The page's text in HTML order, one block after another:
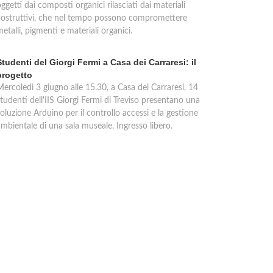
dai composti organici rilasciati dai materiali
che nel tempo possono compromettere
pigmenti e materiali organici.
del Giorgi Fermi a Casa dei Carraresi: il
3 giugno alle 15.30, a Casa dei Carraresi, 14
dell'IIS Giorgi Fermi di Treviso presentano una
Arduino per il controllo accessi e la gestione
di una sala museale. Ingresso libero.